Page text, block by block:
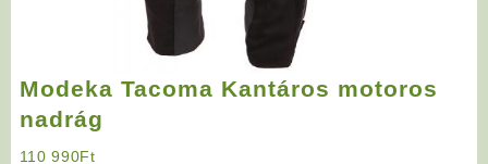
Modeka Tacoma Kantáros motoros
nadrág
110 990Ft